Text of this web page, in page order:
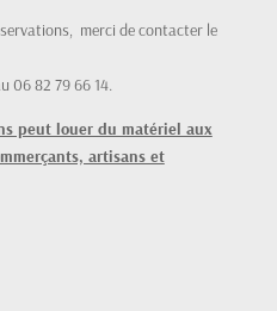
merci de contacter le
06 82 79 66 14.
peut louer du matériel aux
artisans et